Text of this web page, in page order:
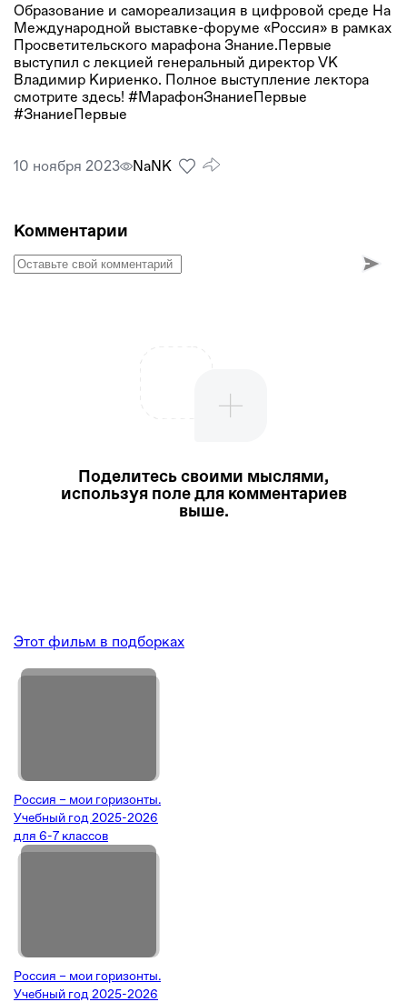
Образование и самореализация в цифровой среде На
Международной выставке-форуме «Россия» в рамках
Просветительского марафона Знание.Первые
выступил с лекцией генеральный директор VK
Владимир Кириенко. Полное выступление лектора
смотрите здесь! #МарафонЗнаниеПервые
#ЗнаниеПервые
10 ноября 2023 NaNК
Комментарии
Поделитесь своими мыслями,
используя поле для комментариев
выше.
Этот фильм в подборках
Россия – мои горизонты.
Учебный год 2025-2026
для 6-7 классов
Россия – мои горизонты.
Учебный год 2025-2026